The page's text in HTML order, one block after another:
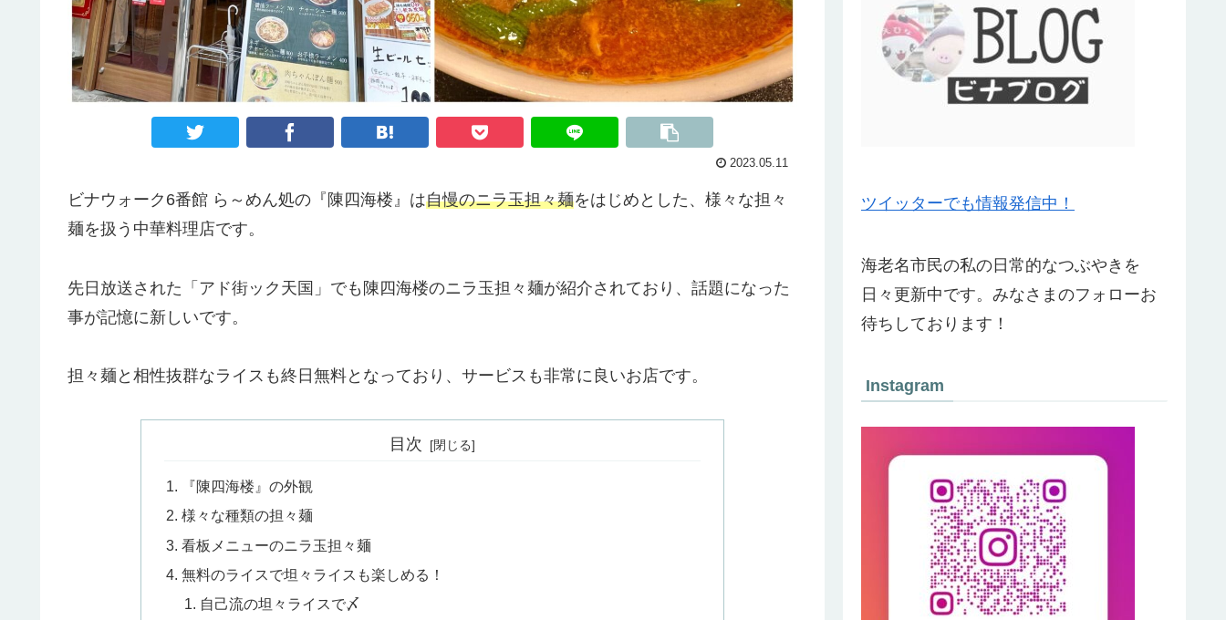
2023.05.11
ビナウォーク6番館 ら～めん処の『陳四海楼』は自慢のニラ玉担々麺をはじめとした、様々な担々
麺を扱う中華料理店です。
先日放送された「アド街ック天国」でも陳四海楼のニラ玉担々麺が紹介されており、話題になった
事が記憶に新しいです。
担々麺と相性抜群なライスも終日無料となっており、サービスも非常に良いお店です。
目次
『陳四海楼』の外観
様々な種類の担々麺
看板メニューのニラ玉担々麺
無料のライスで坦々ライスも楽しめる！
自己流の坦々ライスで〆
ツイッターでも情報発信中！
海老名市民の私の日常的なつぶやきを
日々更新中です。みなさまのフォローお
待ちしております！
Instagram